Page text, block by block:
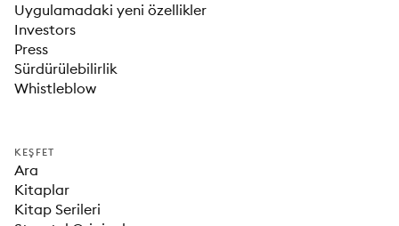
Uygulamadaki yeni özellikler
Investors
Press
Sürdürülebilirlik
Whistleblow
KEŞFET
Ara
Kitaplar
Kitap Serileri